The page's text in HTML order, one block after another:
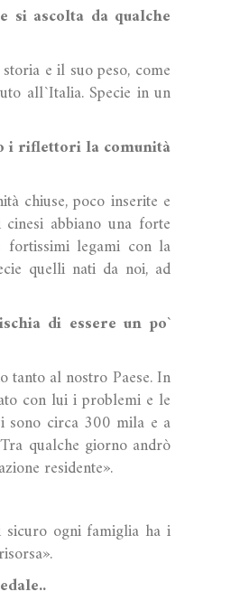
si ascolta da qualche
e il suo peso, come
all`Italia. Specie in un
i riflettori la comunità
chiuse, poco inserite e
abbiano una forte
fortissimi legami con la
quelli nati da noi, ad
di essere un po`
tanto al nostro Paese. In
con lui i problemi e le
sono circa 300 mila e a
qualche giorno andrò
residente».
ogni famiglia ha i